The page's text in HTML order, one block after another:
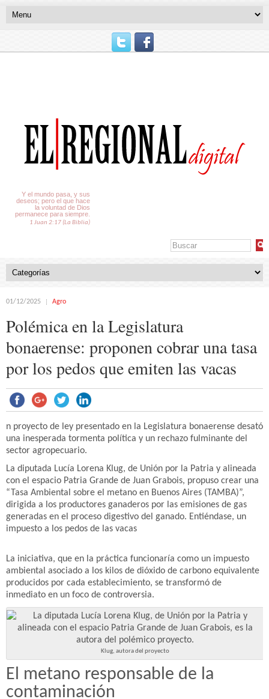
Y el mundo pasa, y sus
deseos; pero el que hace
la voluntad de Dios
permanece para siempre.
1 Juan 2:17 (La Biblia)
01/12/2025 Agro
Polémica en la Legislatura
bonaerense: proponen cobrar una tasa
por los pedos que emiten las vacas
n proyecto de ley presentado en la Legislatura bonaerense desató
una inesperada tormenta política y un rechazo fulminante del
sector agropecuario.
La diputada Lucía Lorena Klug, de Unión por la Patria y alineada
con el espacio Patria Grande de Juan Grabois, propuso crear una
“Tasa Ambiental sobre el metano en Buenos Aires (TAMBA)”,
dirigida a los productores ganaderos por las emisiones de gas
generadas en el proceso digestivo del ganado. Entiéndase, un
impuesto a los pedos de las vacas
La iniciativa, que en la práctica funcionaría como un impuesto
ambiental asociado a los kilos de dióxido de carbono equivalente
producidos por cada establecimiento, se transformó de
inmediato en un foco de controversia.
Klug, autora del proyecto
El metano responsable de la
contaminación